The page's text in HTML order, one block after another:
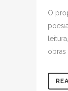
O
obras